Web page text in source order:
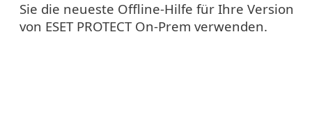
Sie die neueste Offline-Hilfe für Ihre Version
von ESET PROTECT On-Prem verwenden.